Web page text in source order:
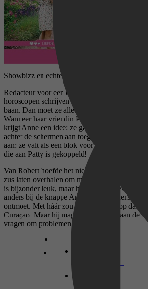
Disney+
Showbizz en echte liefde gaan niet samen…
Redacteur voor een online
horoscopen schrijven bij een regionale krant
baan. Dan moet ze alleen wel laten zien dat ze
Wanneer haar vriendin Patty zich opgeeft voor
krijgt Anne een idee: ze gaat stiekem verslag
achter de schermen aan toegaat. Er dient zich
aan: ze valt als een blok voor
die aan Patty is gekoppeld!
Van Robert hoefde het niet zo nodig, maar hij
zus laten overhalen om mee te doen aan Blind
is bijzonder leuk, maar hij voélt het gewoon
anders bij de knappe Anne, die hij tijdens zijn
ontmoet. Met háár zou hij veel liever op date
Curaçao. Maar hij mag niet toegeven aan de
vragen om problemen!